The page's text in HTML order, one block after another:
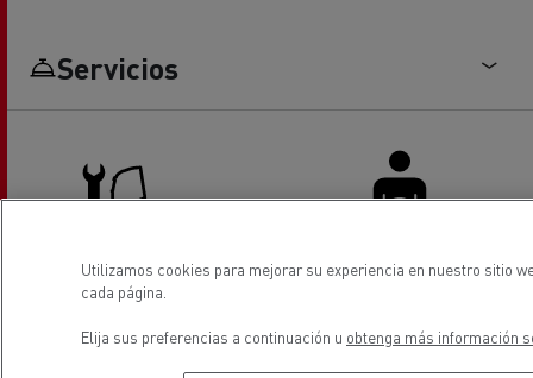
Servicios
Servicios y reparación de
camiones
Utilizamos cookies para mejorar su experiencia en nuestro sitio
cada página.
Elija sus preferencias a continuación u obtenga más información